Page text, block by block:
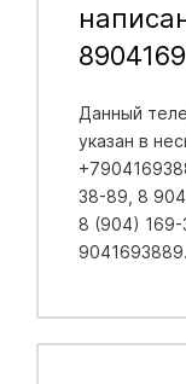
Данный
указан в
38-89, 8
8 (904) 169-
9041693889.